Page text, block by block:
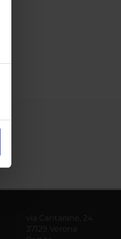
via Cantarane, 24
37129 Verona